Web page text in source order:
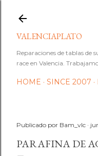
VALENCIAPLATO
Reparaciones de tablas de
race en Valencia.
HOME SINCE 2007
Publicado por Bam_vlc
PARAFINA DE